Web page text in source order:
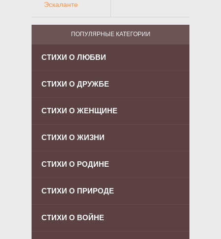
Эскаланте
ПОПУЛЯРНЫЕ КАТЕГОРИИ
СТИХИ О ЛЮБВИ
СТИХИ О ДРУЖБЕ
СТИХИ О ЖЕНЩИНЕ
СТИХИ О ЖИЗНИ
СТИХИ О РОДИНЕ
СТИХИ О ПРИРОДЕ
СТИХИ О ВОЙНЕ